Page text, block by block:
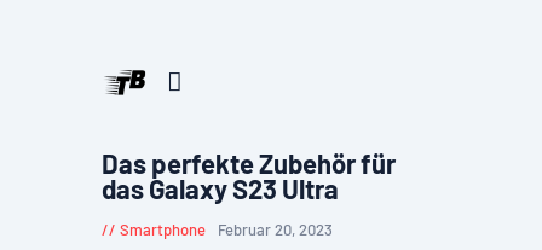
Das perfekte Zubehör für
das Galaxy S23 Ultra
Smartphone Februar 20, 2023